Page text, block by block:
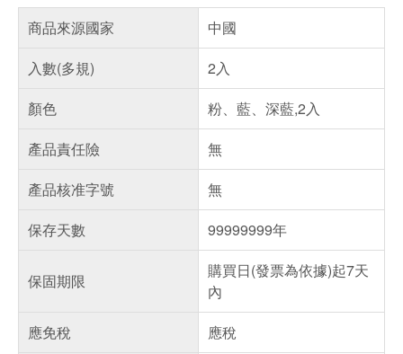
商品來源國家
中國
入數(多規)
2入
顏色
粉、藍、深藍,2入
產品責任險
無
產品核准字號
無
保存天數
99999999年
保固期限
購買日(發票為依據)起7天
內
應免稅
應稅